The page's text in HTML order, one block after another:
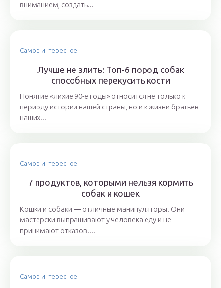
вниманием, создать...
Самое интересное
Лучше не злить: Топ-6 пород собак
способных перекусить кости
Понятие «лихие 90-е годы» относится не только к
периоду истории нашей страны, но и к жизни братьев
наших...
Самое интересное
7 продуктов, которыми нельзя кормить
собак и кошек
Кошки и собаки ― отличные манипуляторы. Они
мастерски выпрашивают у человека еду и не
принимают отказов....
Самое интересное